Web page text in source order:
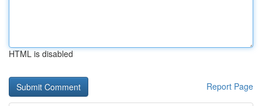
HTML is disabled
Report Page